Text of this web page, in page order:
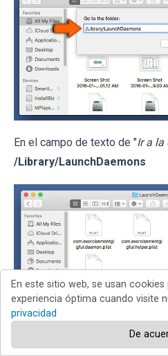
En el campo de texto de "Ir a la
/Library/LaunchDaemons
En la carpeta “LaunchDaemons
En este sitio web, se usan
experiencia óptima cuando visite
privacidad
De